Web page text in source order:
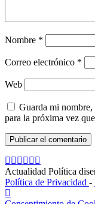
Nombre *
Correo electrónico *
Web
Guarda mi
para la próxima vez
Actualidad Política
Política de Privacidad -